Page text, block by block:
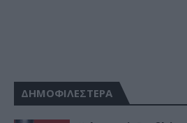
ΔΗΜΟΦΙΛΕΣΤΕΡΑ